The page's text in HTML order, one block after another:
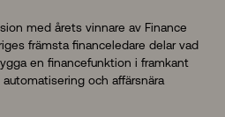
med årets vinnare av Finance
främsta financeledare delar vad
en financefunktion i framkant
och affärsnära